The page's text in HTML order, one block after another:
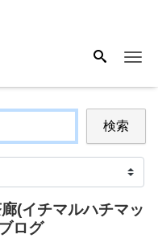
検索
(イチマルハチマッ
ログ